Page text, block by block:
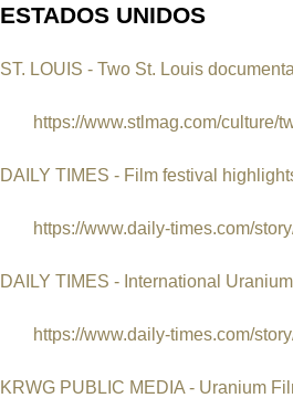
ESTADOS UNIDOS
ST. LOUIS - Two St. Louis
https://www.stlmag.com/culture/
DAILY TIMES - Film festival
https://www.daily-times.com/
DAILY TIMES - International
https://www.daily-times.com/
KRWG PUBLIC MEDIA - Uranium